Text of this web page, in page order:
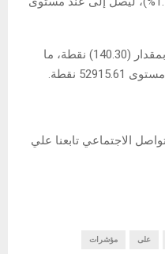
وتراجع مؤشر “داو جونز” الصناعي بمقدار (140.30) نقطة، ما
الاجتماعي تابعنا علي
على مؤشرات